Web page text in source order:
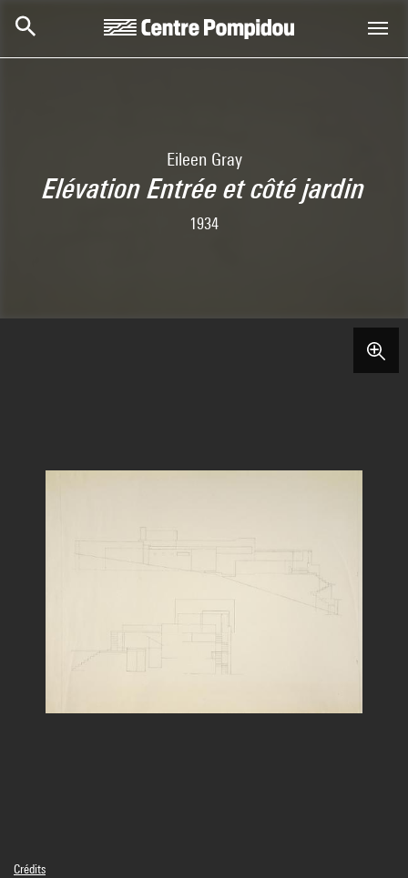
Eileen Gray
Elévation Entrée et côté jardin
1934
Crédits